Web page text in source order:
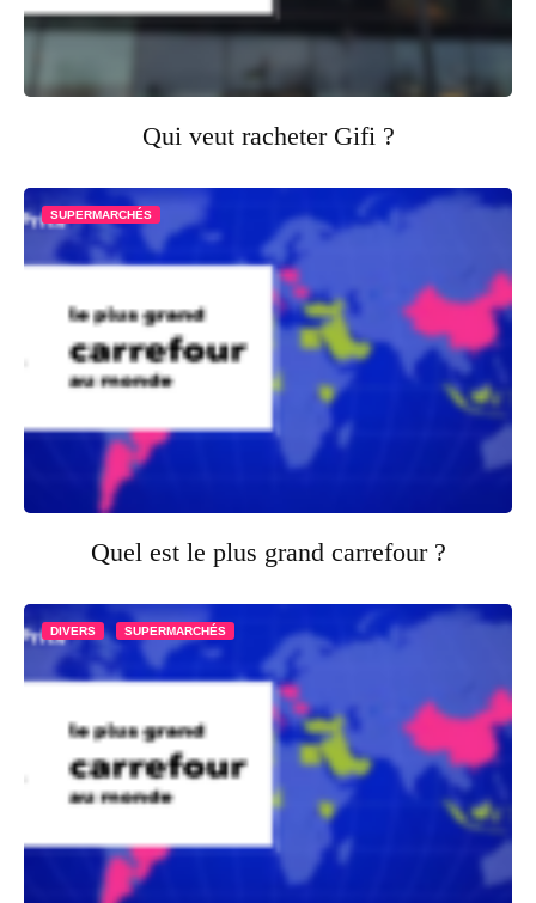
Qui veut racheter Gifi ?
SUPERMARCHÉS
Quel est le plus grand carrefour ?
DIVERS SUPERMARCHÉS